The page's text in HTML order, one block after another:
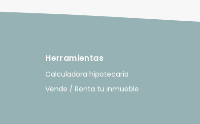
Herramientas
Calculadora hipotecaria
Vende / Renta tu inmueble